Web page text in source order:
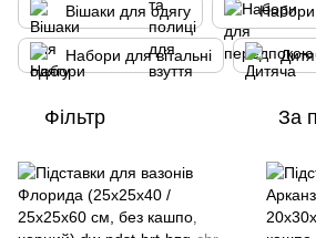
Вішаки для одягу
Набори для вітальні
Фільтр За